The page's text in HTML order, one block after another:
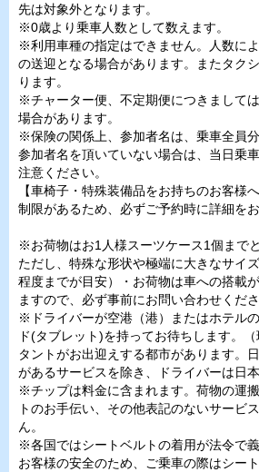
先は対象外となります。
※0歳より乗車人数として数えます。
※利用車種の指定はできません。人数に
の送迎となる場合があります。またタク
ります。
※チャーター便、不定期便につきまして
場合があります。
※保険の関係上、参加者名は、乗車全員分
参加者名を頂いていない場合は、当日乗
注意ください。
【車椅子・特殊装備品をお持ちのお客様
制限があるため、必ずご予約時に詳細を
※お荷物はお1人様スーツケース1個まで
ただし、特殊な形状や極端に大きなサイ
程度までが目安）・お荷物は車への搭載
ますので、必ず事前にお問い合わせくださ
※ドライバーが空港（港）またはホテル
ド(タブレット)を持ってお待ちします。
タントがお出迎えする都市があります。
があるサービスを除き、ドライバーは日
※チップは料金に含まれます。荷物の運
トのお手伝い、その他表記のないサービ
ん。
※各国ではシートベルトの着用が法令で義
お客様の安全のため、ご乗車の際はシー